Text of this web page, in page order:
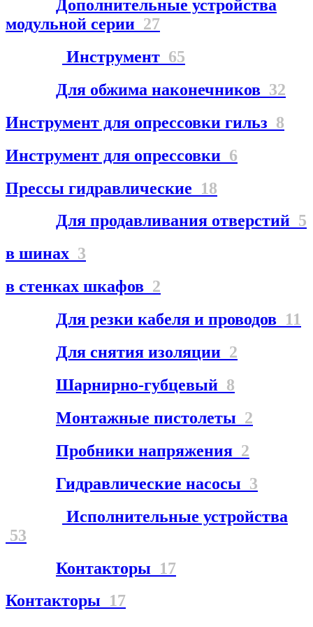
Дополнительные устройства
модульной серии 27
Инструмент 65
Для обжима наконечников 32
Инструмент для опрессовки гильз 8
Инструмент для опрессовки 6
Прессы гидравлические 18
Для продавливания отверстий 5
в шинах 3
в стенках шкафов 2
Для резки кабеля и проводов 11
Для снятия изоляции 2
Шарнирно-губцевый 8
Монтажные пистолеты 2
Пробники напряжения 2
Гидравлические насосы 3
Исполнительные устройства
53
Контакторы 17
Контакторы 17